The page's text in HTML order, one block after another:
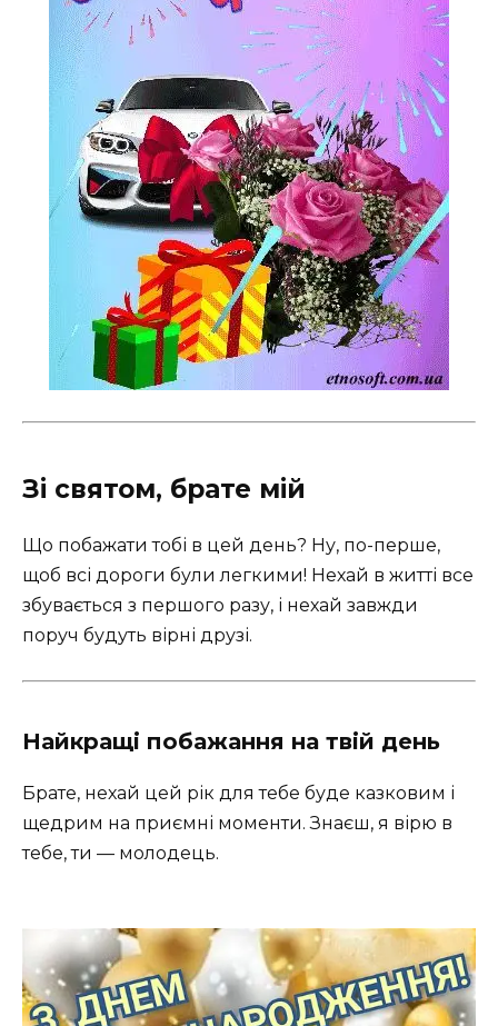
Зі святом, брате мій
Що побажати тобі в цей день? Ну, по-перше,
щоб всі дороги були легкими! Нехай в житті все
збувається з першого разу, і нехай завжди
поруч будуть вірні друзі.
Найкращі побажання на твій день
Брате, нехай цей рік для тебе буде казковим і
щедрим на приємні моменти. Знаєш, я вірю в
тебе, ти — молодець.